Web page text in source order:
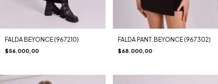
FALDA BEYONCE (967210)
$56.000,00
FALDA PANT. BEYONCE (967302)
$68.000,00